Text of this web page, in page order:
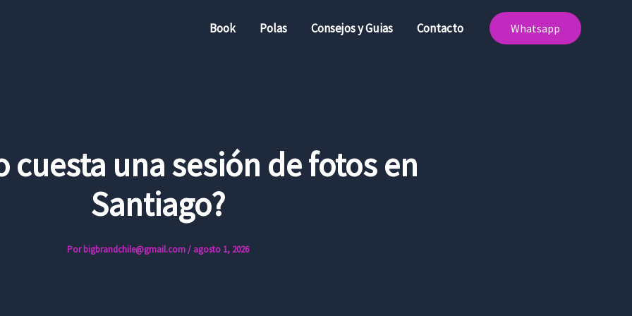
Book Polas Consejos y Guias Contacto Whatsapp
cuesta una sesión de fotos en
Santiago?
Porbigbrandchile@gmail.com/ agosto 1, 2026